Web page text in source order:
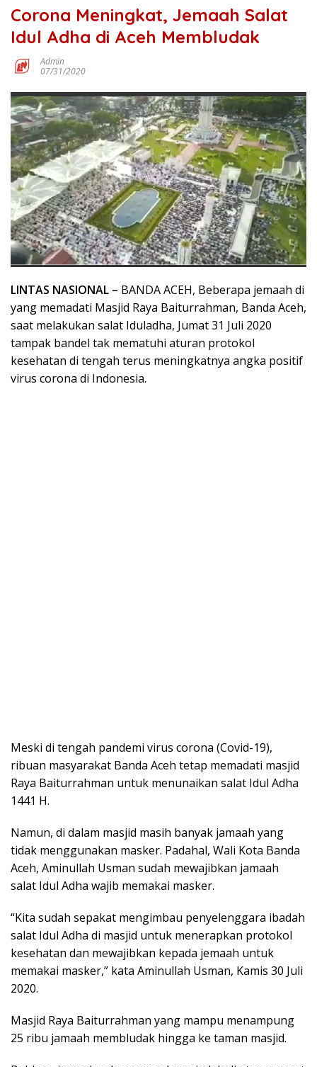
Corona Meningkat, Jemaah Salat
Idul Adha di Aceh Membludak
Admin
07/31/2020
LINTAS NASIONAL – BANDA ACEH, Beberapa jemaah di
yang memadati Masjid Raya Baiturrahman, Banda Aceh,
saat melakukan salat Iduladha, Jumat 31 Juli 2020
tampak bandel tak mematuhi aturan protokol
kesehatan di tengah terus meningkatnya angka positif
virus corona di Indonesia.
Meski di tengah pandemi virus corona (Covid-19),
ribuan masyarakat Banda Aceh tetap memadati masjid
Raya Baiturrahman untuk menunaikan salat Idul Adha
1441 H.
Namun, di dalam masjid masih banyak jamaah yang
tidak menggunakan masker. Padahal, Wali Kota Banda
Aceh, Aminullah Usman sudah mewajibkan jamaah
salat Idul Adha wajib memakai masker.
“Kita sudah sepakat mengimbau penyelenggara ibadah
salat Idul Adha di masjid untuk menerapkan protokol
kesehatan dan mewajibkan kepada jemaah untuk
memakai masker,” kata Aminullah Usman, Kamis 30 Juli
2020.
Masjid Raya Baiturrahman yang mampu menampung
25 ribu jamaah membludak hingga ke taman masjid.